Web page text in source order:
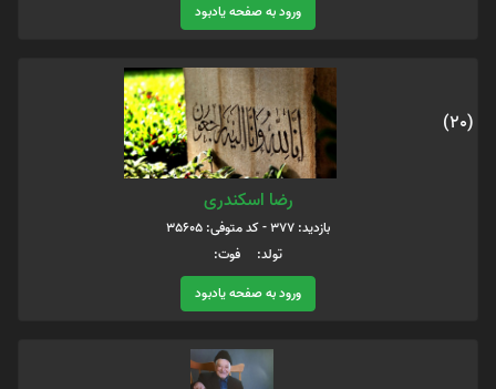
ورود به صفحه یادبود
(20)
رضا اسکندری
بازدید: 377 - کد متوفی: 35605
تولد: فوت:
ورود به صفحه یادبود